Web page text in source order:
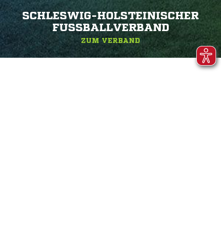
SCHLESWIG-HOLSTEINISCHER
FUSSBALLVERBAND
ZUM VERBAND